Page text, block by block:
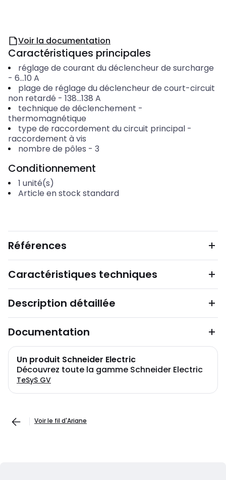
Voir la documentation
Caractéristiques principales
réglage de courant du déclencheur de surcharge
- 6...10 A
plage de réglage du déclencheur de court-circuit
non retardé - 138...138 A
technique de déclenchement -
thermomagnétique
type de raccordement du circuit principal-
raccordement à vis
nombre de pôles - 3
Conditionnement
1 unité(s)
Article en stock standard
Références
Caractéristiques techniques
Description détaillée
Documentation
Un produit Schneider Electric
Découvrez toute la gamme Schneider Electric
TeSyS GV
Voir le fil d'Ariane